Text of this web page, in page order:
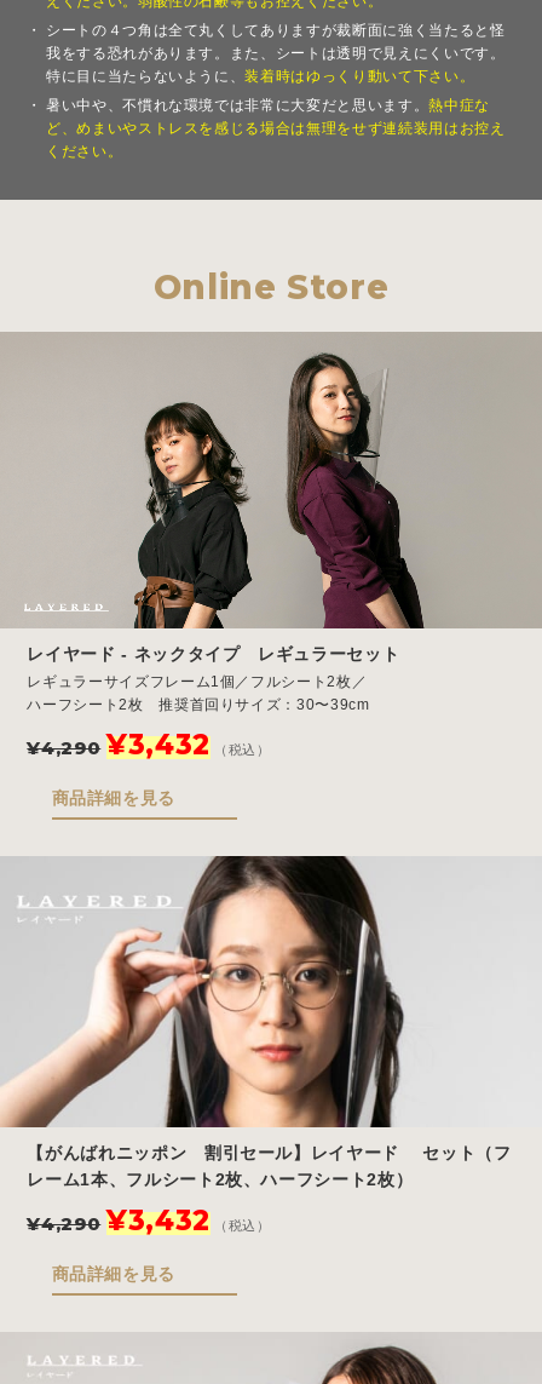
シートの４つ角は全て丸くしてありますが裁断面に強く当たると怪
我をする恐れがあります。また、シートは透明で見えにくいです。
特に目に当たらないように、装着時はゆっくり動いて下さい。
暑い中や、不慣れな環境では非常に大変だと思います。熱中症な
ど、めまいやストレスを感じる場合は無理をせず連続装用はお控え
ください。
Online Store
レイヤード - ネックタイプ レギュラーセット
レギュラーサイズフレーム1個／フルシート2枚／
ハーフシート2枚 推奨首回りサイズ：30〜39cm
¥4,290
元
の
価
格
は
で
し
た。
¥3,432現
在
価
格
は
¥3,432
で
す。
（税込）
商品詳細を見る
【がんばれニッポン 割引セール】レイヤード セット（フ
レーム1本、フルシート2枚、ハーフシート2枚）
¥4,290
元
の
価
格
¥4,290
¥3,432現
在
価
（税込）
商品詳細を見る